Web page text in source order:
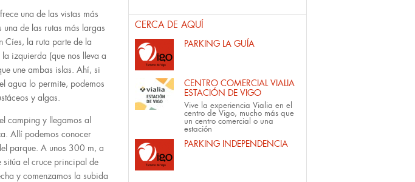
una de las vistas más
de las rutas más largas
Cíes, la ruta parte de la
izquierda (que nos lleva a
une ambas islas. Ahí, si
agua lo permite, podemos
y algas.
camping y llegamos al
Allí podemos conocer
parque. A unos 300 m, a
sitúa el cruce principal de
y comenzamos la subida
CERCA DE AQUÍ
PARKING LA GUÍA
CENTRO COMERCIAL VIALIA
ESTACIÓN DE VIGO
Vive la experiencia Vialia en el
centro de Vigo, mucho más que
un centro comercial o una
estación
PARKING INDEPENDENCIA